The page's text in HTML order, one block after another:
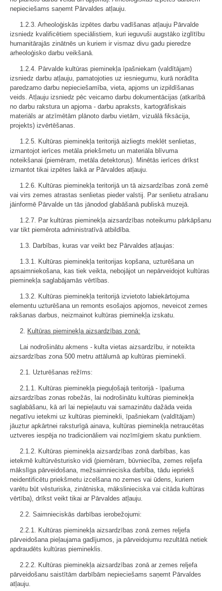
nepieciešams saņemt Pārvaldes atļauju.
1.2.3. Arheoloģiskās izpētes darbu vadīšanas atļauju Pārvalde
izsniedz kvalificētiem speciālistiem, kuri ieguvuši augstāko izglītību
humanitārajās zinātnēs un kuriem ir vismaz divu gadu pieredze
arheoloģisko darbu veikšanā.
1.2.4. Pārvalde kultūras pieminekļa īpašniekam (valdītājam)
izsniedz darbu atļauju, pamatojoties uz iesniegumu, kurā norādīta
paredzamo darbu nepieciešamība, vieta, apjoms un izpildīšanas
veids. Atļauju izsniedz pēc veicamo darbu dokumentācijas (atkarībā
no darbu rakstura un apjoma - darbu apraksts, kartogrāfiskais
materiāls ar atzīmētām plānoto darbu vietām, vizuālā fiksācija,
projekts) izvērtēšanas.
1.2.5. Kultūras pieminekļa teritorijā aizliegts meklēt senlietas,
izmantojot ierīces metāla priekšmetu un materiāla blīvuma
noteikšanai (piemēram, metāla detektorus). Minētās ierīces drīkst
izmantot tikai izpētes laikā ar Pārvaldes atļauju.
1.2.6. Kultūras pieminekļa teritorijā un tā aizsardzības zonā zemē
vai virs zemes atrastas senlietas pieder valstij. Par senlietu atrašanu
jāinformē Pārvalde un tās jānodod glabāšanā publiskā muzejā.
1.2.7. Par kultūras pieminekļa aizsardzības noteikumu pārkāpšanu
var tikt piemērota administratīvā atbildība.
1.3. Darbības, kuras var veikt bez Pārvaldes atļaujas:
1.3.1. Kultūras pieminekļa teritorijas kopšana, uzturēšana un
apsaimniekošana, kas tiek veikta, nebojājot un nepārveidojot kultūras
pieminekļa saglabājamās vērtības.
1.3.2. Kultūras pieminekļa teritorijā izvietoto labiekārtojuma
elementu uzturēšana un remonts esošajos apjomos, neveicot zemes
rakšanas darbus, neizmainot kultūras pieminekļa izskatu.
2. Kultūras pieminekļa aizsardzības zonā:
Lai nodrošinātu akmens - kulta vietas aizsardzību, ir noteikta
aizsardzības zona 500 metru attālumā ap kultūras pieminekli.
2.1. Uzturēšanas režīms:
2.1.1. Kultūras pieminekļa pieguļošajā teritorijā - īpašuma
aizsardzības zonas robežās, lai nodrošinātu kultūras pieminekļa
saglabāšanu, kā arī lai nepieļautu vai samazinātu dažāda veida
negatīvu ietekmi uz kultūras pieminekli, īpašniekam (valdītājam)
jāuztur apkārtnei raksturīgā ainava, kultūras pieminekļa netraucētas
uztveres iespēja no tradicionāliem vai nozīmīgiem skatu punktiem.
2.1.2. Kultūras pieminekļa aizsardzības zonā darbības, kas
ietekmē kultūrvēsturisko vidi (piemēram, būvniecība, zemes reljefa
mākslīga pārveidošana, mežsaimnieciska darbība, tādu iepriekš
neidentificētu priekšmetu izcelšana no zemes vai ūdens, kuriem
varētu būt vēsturiska, zinātniska, mākslinieciska vai citāda kultūras
vērtība), drīkst veikt tikai ar Pārvaldes atļauju.
2.2. Saimnieciskās darbības ierobežojumi:
2.2.1. Kultūras pieminekļa aizsardzības zonā zemes reljefa
pārveidošana pieļaujama gadījumos, ja pārveidojumu rezultātā netiek
apdraudēts kultūras piemineklis.
2.2.2. Kultūras pieminekļa aizsardzības zonā ar zemes reljefa
pārveidošanu saistītām darbībām nepieciešams saņemt Pārvaldes
atļauju.